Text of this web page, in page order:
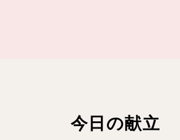
今日の献立